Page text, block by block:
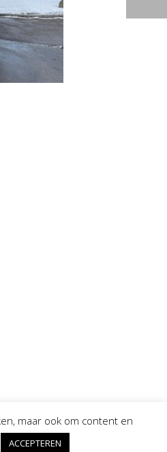
maar ook om content en
ACCEPTEREN